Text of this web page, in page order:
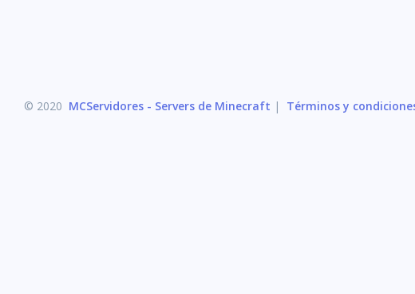
© 2020 MCServidores - Servers de Minecraft | Términos y